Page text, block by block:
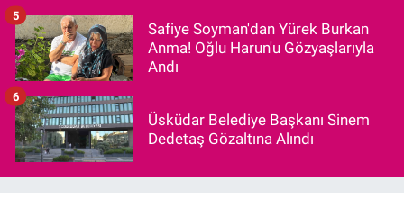
Safiye Soyman'dan Yürek Burkan
Anma! Oğlu Harun'u Gözyaşlarıyla
Andı
5
Üsküdar Belediye Başkanı Sinem
Dedetaş Gözaltına Alındı
6